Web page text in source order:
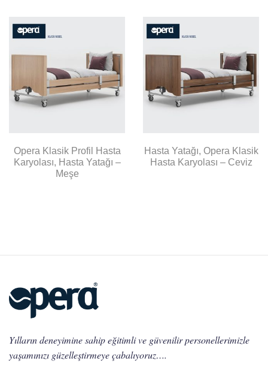
Opera Klasik Profil Hasta
Karyolası, Hasta Yatağı –
Meşe
Hasta Yatağı, Opera Klasik
Hasta Karyolası – Ceviz
Yılların deneyimine sahip eğitimli ve güvenilir personellerimizle
yaşamınızı güzelleştirmeye çabalıyoruz….